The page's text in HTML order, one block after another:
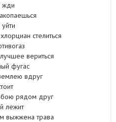
жди
стелиться
вериться
фугас
вдруг
рядом друг
лежит
выжжена трава